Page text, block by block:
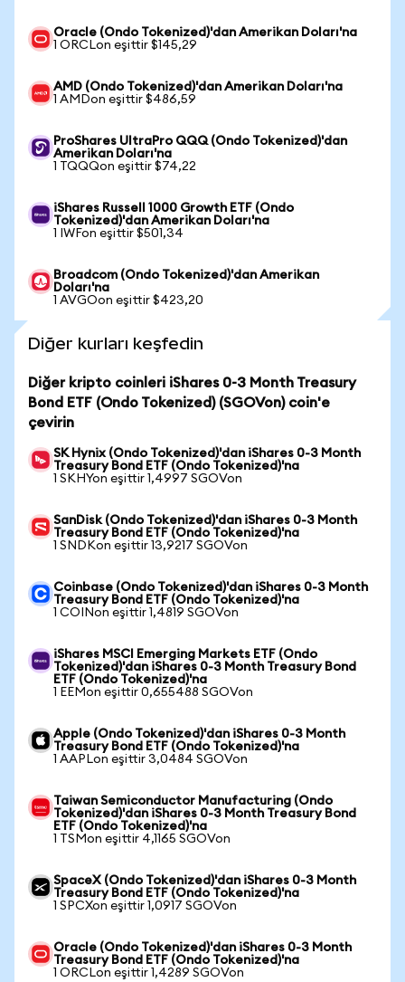
Oracle (Ondo Tokenized)'dan Amerikan Doları'na
1 ORCLon eşittir $145,29
AMD (Ondo Tokenized)'dan Amerikan Doları'na
1 AMDon eşittir $486,59
ProShares UltraPro QQQ (Ondo Tokenized)'dan
Amerikan Doları'na
1 TQQQon eşittir $74,22
iShares Russell 1000 Growth ETF (Ondo
Tokenized)'dan Amerikan Doları'na
1 IWFon eşittir $501,34
Broadcom (Ondo Tokenized)'dan Amerikan
Doları'na
1 AVGOon eşittir $423,20
Diğer kurları keşfedin
Diğer kripto coinleri iShares 0-3 Month Treasury
Bond ETF (Ondo Tokenized) (SGOVon) coin'e
çevirin
SK Hynix (Ondo Tokenized)'dan iShares 0-3 Month
Treasury Bond ETF (Ondo Tokenized)'na
1 SKHYon eşittir 1,4997 SGOVon
SanDisk (Ondo Tokenized)'dan iShares 0-3 Month
Treasury Bond ETF (Ondo Tokenized)'na
1 SNDKon eşittir 13,9217 SGOVon
Coinbase (Ondo Tokenized)'dan iShares 0-3 Month
Treasury Bond ETF (Ondo Tokenized)'na
1 COINon eşittir 1,4819 SGOVon
iShares MSCI Emerging Markets ETF (Ondo
Tokenized)'dan iShares 0-3 Month Treasury Bond
ETF (Ondo Tokenized)'na
1 EEMon eşittir 0,655488 SGOVon
Apple (Ondo Tokenized)'dan iShares 0-3 Month
Treasury Bond ETF (Ondo Tokenized)'na
1 AAPLon eşittir 3,0484 SGOVon
Taiwan Semiconductor Manufacturing (Ondo
Tokenized)'dan iShares 0-3 Month Treasury Bond
ETF (Ondo Tokenized)'na
1 TSMon eşittir 4,1165 SGOVon
SpaceX (Ondo Tokenized)'dan iShares 0-3 Month
Treasury Bond ETF (Ondo Tokenized)'na
1 SPCXon eşittir 1,0917 SGOVon
Oracle (Ondo Tokenized)'dan iShares 0-3 Month
Treasury Bond ETF (Ondo Tokenized)'na
1 ORCLon eşittir 1,4289 SGOVon